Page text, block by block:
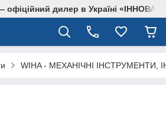
офіційний дилер в Україні
WIHA - МЕХАНІЧНІ ІНСТРУМЕНТИ,